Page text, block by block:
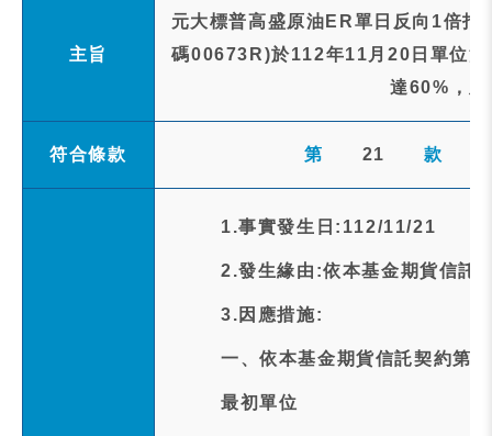
主旨
元大標普高盛原油ER單日反向1倍
碼00673R)於112年11月20日單位
達60%，
符合條款 第 21 款
1.事實發生日:112/11/21
2.發生緣由:依本基金期貨信託
3.因應措施:
一、依本基金期貨信託契約第
最初單位